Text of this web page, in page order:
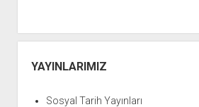
YAYINLARIMIZ
Sosyal Tarih Yayınları